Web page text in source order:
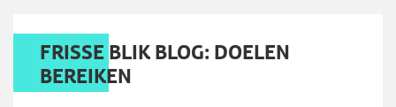
FRISSE BLIK BLOG: DOELEN
BEREIKEN